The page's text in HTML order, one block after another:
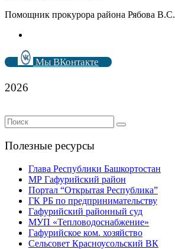
Помощник прокурора района Рябова В.С.
Мы ВКонтакте
2026
Полезные ресурсы
Глава Республики Башкортостан
МР Гафурийский район
Портал “Открытая Республика”
ГК РБ по предпринимательству
Гафурийский районный суд
МУП «Тепловодоснабжение»
Гафурийское ком. хозяйство
Сельсовет Красноусольский ВК